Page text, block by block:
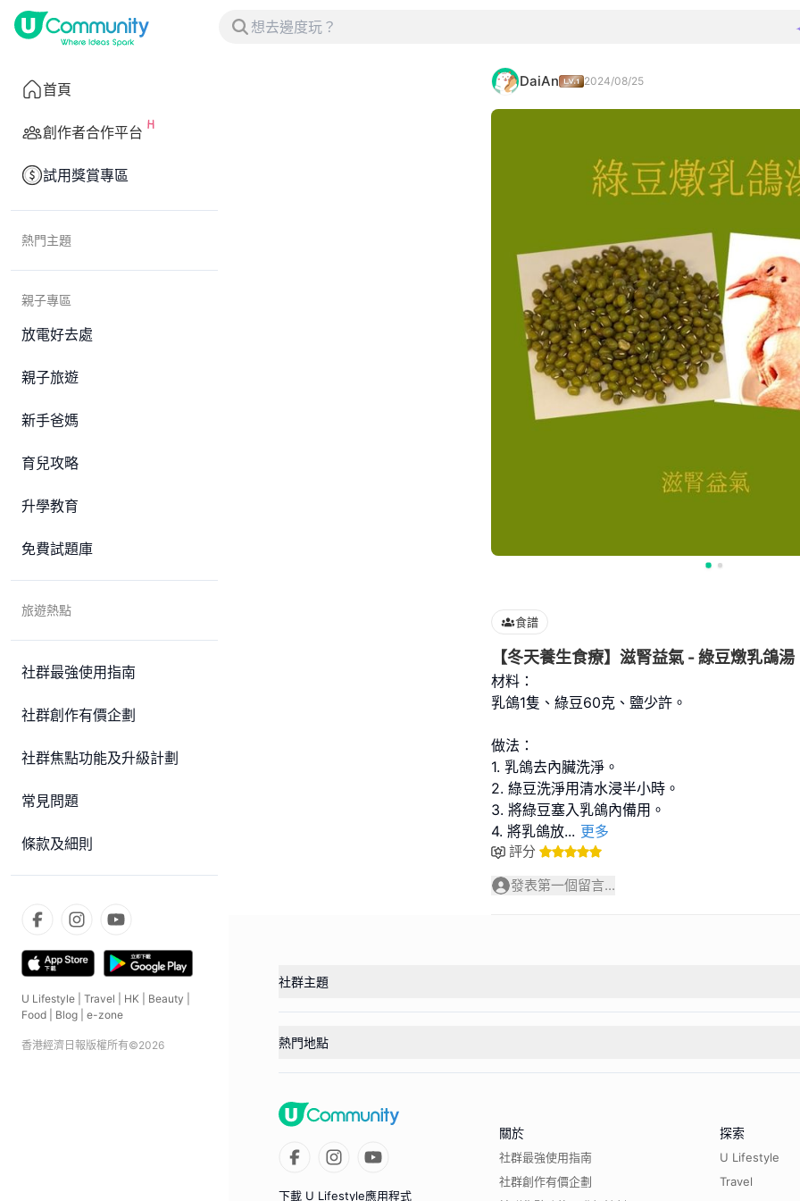
首頁
創作者合作平台
試用獎賞專區
熱門主題
親子專區
放電好去處
親子旅遊
新手爸媽
育兒攻略
升學教育
免費試題庫
旅遊熱點
社群最強使用指南
社群創作有價企劃
社群焦點功能及升級計劃
常見問題
條款及細則
U Lifestyle Travel HK Beauty
Food
Blog e-zone
香港經濟日報版權所有©2026
DaiAn 2024/08/25
食譜
【冬天養生食療】滋腎益氣 - 綠豆燉乳鴿湯
材料：
乳鴿1隻、綠豆60克、鹽少許。
做法：
1. 乳鴿去內臟洗淨。
2. 綠豆洗淨用清水浸半小時。
3. 將綠豆塞入乳鴿內備用。
4. 將乳鴿放... 更多
評分
發表第一個留言...
社群主題
熱門地點
下載 U Lifestyle應用程式
關於
社群最強使用指南
社群創作有價企劃
探索
U Lifestyle
Travel